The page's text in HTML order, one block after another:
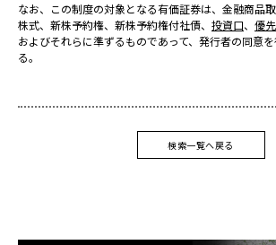
なお、この制度の対象となる有価証券は、金融商品
株式、新株予約権、新株予約権付社債、 投資口、 優
およびそれらに準ずるものであって、発行者の同意
る。
検索一覧へ戻る